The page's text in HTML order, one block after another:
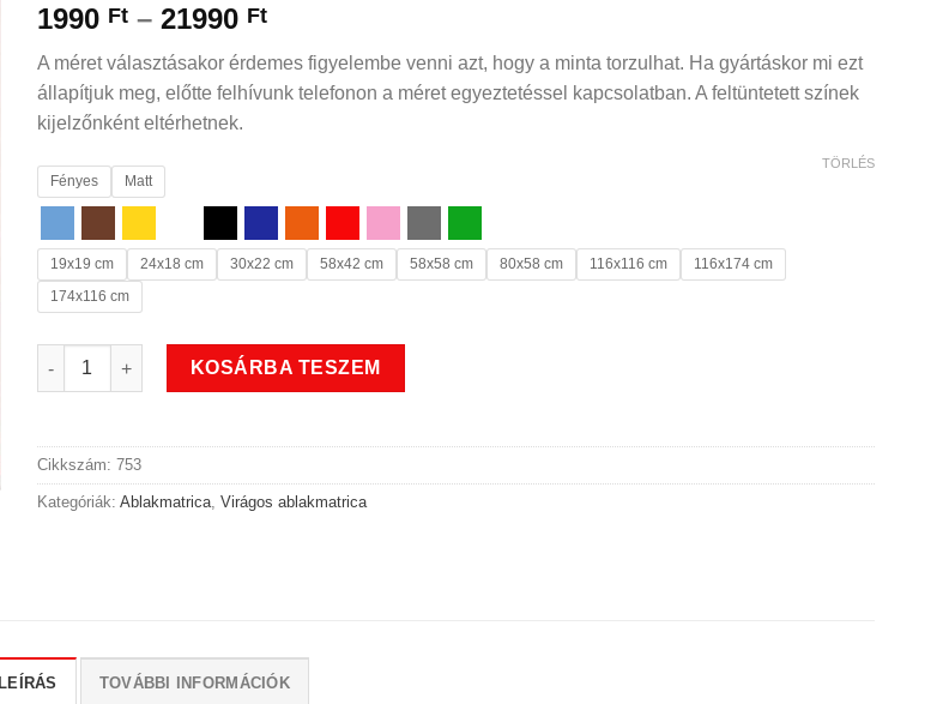
1990 Ft – 21990 FtÁrtartomány:
-
21990 Ft
A méret választásakor érdemes figyelembe venni azt, hogy a minta torzulhat. Ha gyártáskor mi ezt
állapítjuk meg, előtte felhívunk telefonon a méret egyeztetéssel kapcsolatban. A feltüntetett színek
kijelzőnként eltérhetnek.
Fényes Matt
19x19 cm 24x18 cm 30x22 cm 58x42 cm 58x58 cm 80x58 cm 116x116 cm
116x174 cm
174x116 cm
TÖRLÉS
Réti virágos ablakmatrica mennyiség
KOSÁRBA TESZEM
Cikkszám: 753
Kategóriák: Ablakmatrica, Virágos ablakmatrica
LEÍRÁS TOVÁBBI INFORMÁCIÓK